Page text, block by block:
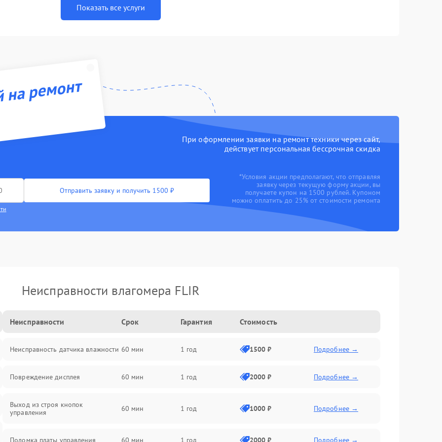
Показать все услуги
ремонт
При оформлении заявки на ремонт техники через сайт,
действует персональная бессрочная скидка
Отправить заявку и получить 1500 ₽
*Условия акции предполагают, что отправляя
заявку через текущую форму акции, вы
получаете купон на 1500 рублей. Купоном
можно оплатить до 25% от стоимости ремонта
Неисправности влагомера FLIR
Неисправности Срок Гарантия Стоимость
Неисправность датчика влажности 60 мин 1 год 1500 ₽ Подробнее →
Повреждение дисплея 60 мин 1 год 2000 ₽ Подробнее →
Выход из строя кнопок
управления
60 мин 1 год 1000 ₽ Подробнее →
Поломка платы управления 60 мин 1 год 2000 ₽ Подробнее →